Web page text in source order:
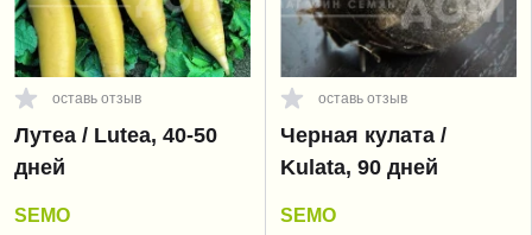
оставь отзыв
Лутеа / Lutea, 40-50
дней
SEMO
оставь отзыв
Черная кулата /
Kulata, 90 дней
SEMO